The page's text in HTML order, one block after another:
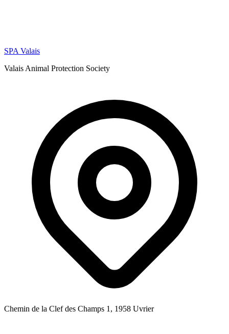
SPA Valais
Valais Animal Protection Society
Chemin de la Clef des Champs 1, 1958 Uvrier